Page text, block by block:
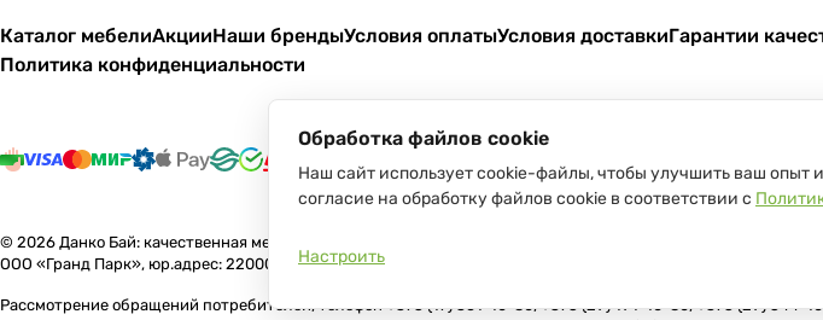
Каталог мебелиАкцииНаши брендыУсловия оплатыУсловия доставкиГарантии
Политика конфиденциальности
© 2026 Данко Бай: качественная мебель с оперативной доставкой по Беларуси
ООО «Гранд Парк», юр.адрес: 220005, Минск, ул. Платонова, 22, пом. 204 В торговом реестре с 17 июля
Рассмотрение обращений потребителей, телефон +375 (17) 361-10-80, +375 (29) 191-10-80, +375 (29) 544-
Обработка файлов cookie
Наш сайт использует cookie-файлы, чтобы улучшить ваш опыт
согласие на обработку файлов cookie в соответствии с
Настроить